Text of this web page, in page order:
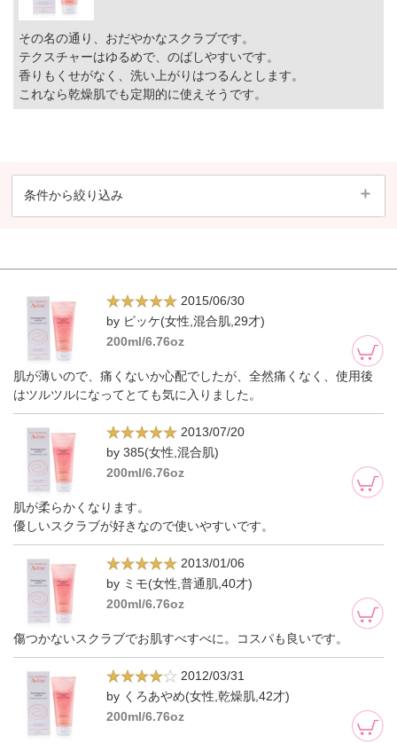
その名の通り、おだやかなスクラブです。
テクスチャーはゆるめで、のばしやすいです。
香りもくせがなく、洗い上がりはつるんとします。
これなら乾燥肌でも定期的に使えそうです。
条件から絞り込み
2015/06/30
by ピッケ(女性,混合肌,29才)
200ml/6.76oz
肌が薄いので、痛くないか心配でしたが、全然痛くなく、使用後
はツルツルになってとても気に入りました。
2013/07/20
by 385(女性,混合肌)
200ml/6.76oz
肌が柔らかくなります。
優しいスクラブが好きなので使いやすいです。
2013/01/06
by ミモ(女性,普通肌,40才)
200ml/6.76oz
傷つかないスクラブでお肌すべすべに。コスパも良いです。
2012/03/31
by くろあやめ(女性,乾燥肌,42才)
200ml/6.76oz